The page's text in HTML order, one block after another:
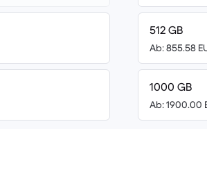
512 GB
Ab: 855.58
1000 GB
Ab: 1900.00